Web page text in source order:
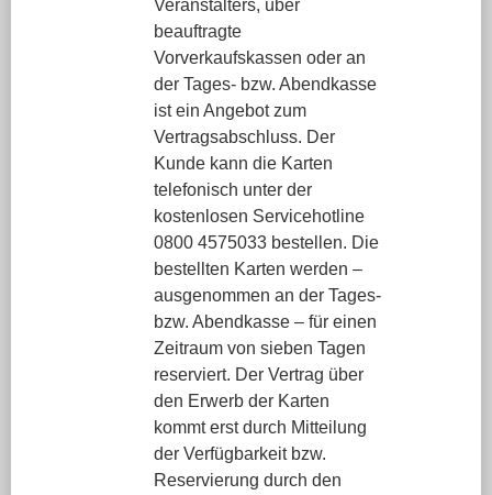
Veranstalters, über
beauftragte
Vorverkaufskassen oder an
der Tages- bzw. Abendkasse
ist ein Angebot zum
Vertragsabschluss. Der
Kunde kann die Karten
telefonisch unter der
kostenlosen Servicehotline
0800 4575033 bestellen. Die
bestellten Karten werden –
ausgenommen an der Tages-
bzw. Abendkasse – für einen
Zeitraum von sieben Tagen
reserviert. Der Vertrag über
den Erwerb der Karten
kommt erst durch Mitteilung
der Verfügbarkeit bzw.
Reservierung durch den